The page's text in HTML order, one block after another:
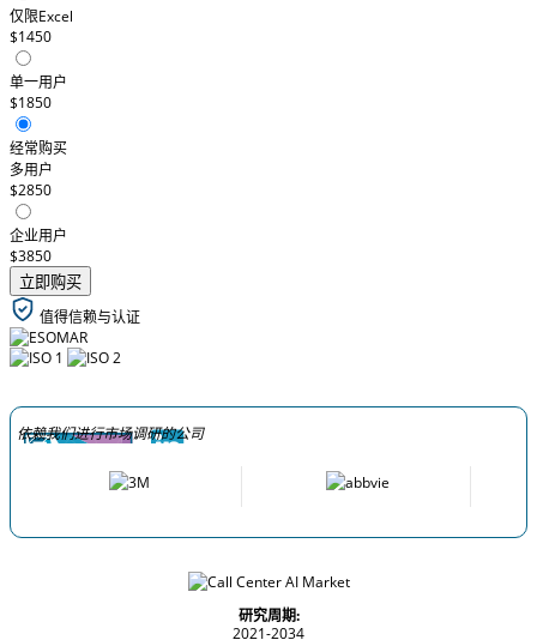
仅限Excel
$1450
单一用户
$1850
经常购买
多用户
$2850
企业用户
$3850
立即购买
值得信赖与认证
依赖我们进行市场调研的公司
研究周期:
2021-2034